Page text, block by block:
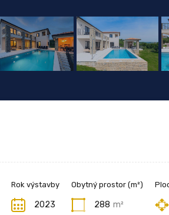
Rok výstavby
2023
Obytný prostor (m²)
288 m²